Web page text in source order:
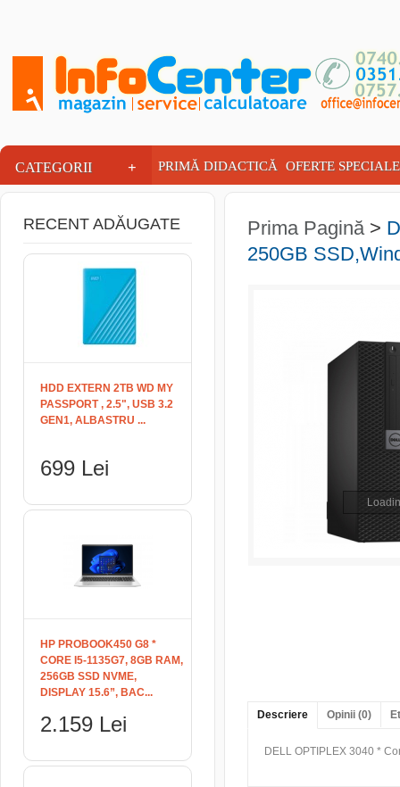
CATEGORII +
INFOCENTER
PRIMĂ DIDACTICĂ OFERTE SPECIALE
RECENT ADĂUGATE
HDD EXTERN 2TB WD MY
PASSPORT , 2.5", USB 3.2
GEN1, ALBASTRU ...
699 Lei
HP PROBOOK450 G8 *
CORE I5-1135G7, 8GB RAM,
256GB SSD NVME,
DISPLAY 15.6”, BAC...
2.159 Lei
Prima Pagină>
250GB
Descriere Opinii (0)
DELL OPTIPLEX 3040 *